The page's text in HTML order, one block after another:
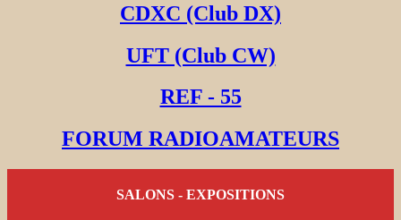
CDXC (Club DX)
UFT (Club CW)
REF - 55
FORUM RADIOAMATEURS
SALONS - EXPOSITIONS